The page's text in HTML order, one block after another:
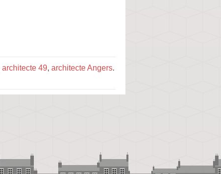
architecte 49, architecte Angers.